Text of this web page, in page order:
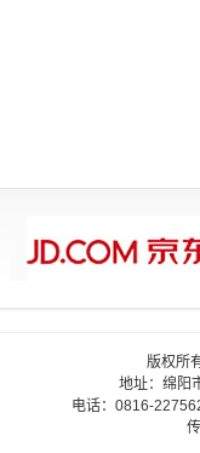
版权所
地址：绵阳
电话：0816-